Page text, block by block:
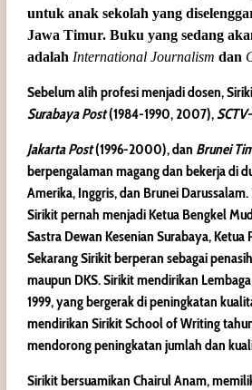
untuk anak sekolah yang
Jawa Timur. Buku yang sedang
adalah International Journalism dan
Sebelum alih profesi menjadi dosen,
Surabaya Post(1984-1990, 2007),
Jakarta Post(1996-2000), dan Brunei
berpengalaman magang dan bekerja di
Amerika, Inggris, dan Brunei
Sirikit pernah menjadi Ketua Bengkel
Sastra Dewan Kesenian Surabaya, Ketua
Sekarang Sirikit berperan sebagai
maupun DKS. Sirikit mendirikan
1999, yang bergerak di peningkatan
mendirikan Sirikit School of Writing
mendorong peningkatan jumlah dan
Sirikit bersuamikan Chairul Anam,